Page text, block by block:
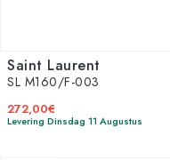
Saint Laurent
SL M160/F-003
272,00€
Levering Dinsdag 11 Augustus